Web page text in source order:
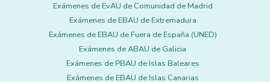
Exámenes de EvAU de Comunidad de Madrid
Exámenes de EBAU de Extremadura
Exámenes de EBAU de Fuera de España (UNED)
Exámenes de ABAU de Galicia
Exámenes de PBAU de Islas Baleares
Exámenes de EBAU de Islas Canarias